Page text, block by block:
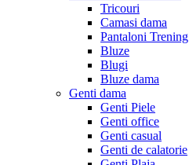
Tricouri
Camasi dama
Pantaloni Trening
Bluze
Blugi
Bluze dama
Genti dama
Genti Piele
Genti office
Genti casual
Genti de calatorie